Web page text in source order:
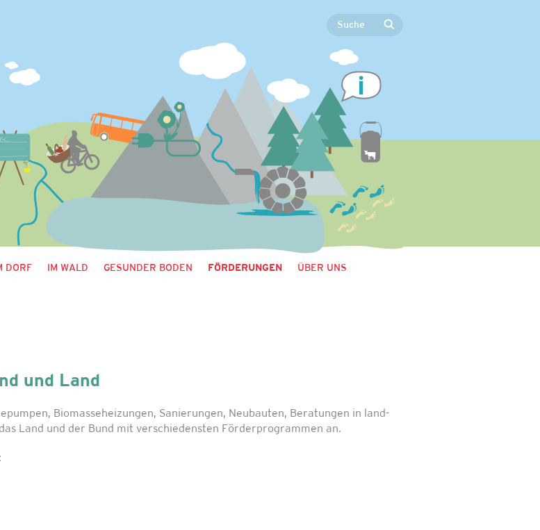
DORF IM WALD GESUNDER BODEN FÖRDERUNGEN ÜBER UNS
und Land
Biomasseheizungen, Sanierungen, Neubauten, Beratungen in land-
Land und der Bund mit verschiedensten Förderprogrammen an.